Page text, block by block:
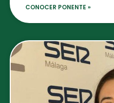
CONOCER PONENTE »